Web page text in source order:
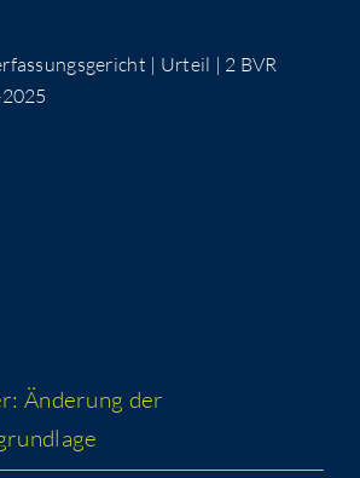
| Urteil | 2 BVR
Ände­rung der